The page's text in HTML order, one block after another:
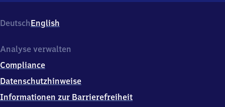
Bahnhofsanlage
2,
3
2
5
DeutschEnglish
Analyse verwalten
Compliance
Datenschutzhinweise
Informationen zur Barrierefreiheit